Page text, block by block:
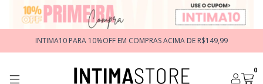
INTIMA10 PARA 10%OFF EM COMPRAS ACIMA DE R$149,99
0